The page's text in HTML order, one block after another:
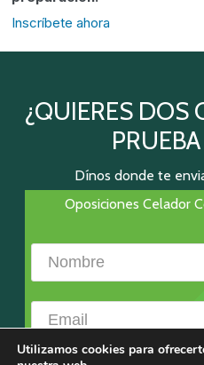
Inscríbete ahora
¿QUIERES DOS
Dínos donde te
Oposiciones Celador
Utilizamos cookies para